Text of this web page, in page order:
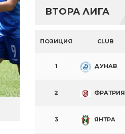
ВТОРА ЛИГА
ПОЗИЦИЯ CLUB
1 ДУНАВ
2 ФРАТРИЯ
3 ЯНТРА